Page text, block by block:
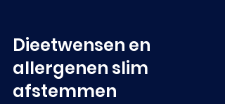
Dieetwensen en
allergenen slim
afstemmen